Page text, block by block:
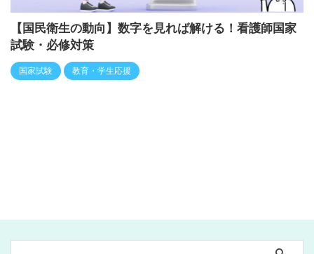
【国民衛生の動向】数字を見れば解ける！看護師国家
試験・必修対策
国家試験 教育・学生応援